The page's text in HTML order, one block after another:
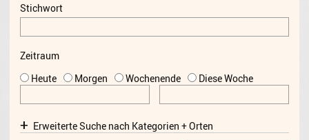
Dirigieren
Feldenkrais
Instrumentenkarussell
Stichwort
Zeitraum
Heute
Morgen Wochenende Diese Woche
Erweiterte Suche nach Kategorien + Orten